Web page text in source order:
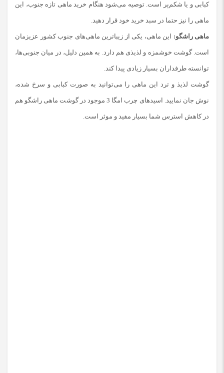
کبابی و یا شکم‌پر است. توصیه می‌شود هنگام خرید ماهی تازه جنوب، این
ماهی را نیز حتما در سبد خرید خود قرار دهید.
ماهی راشگو: این ماهی، یکی از زیباترین ماهی‌های جنوب کشور عزیزمان
است. گوشت خوشمزه و لذیذی هم دارد. به همین دلیل، در میان جنوبی‌ها،
توانسته طرفداران بسیار زیادی پیدا کند.
گوشت لذیذ و ترد این ماهی را می‌توانید به صورت کبابی و سرخ ‌شده،
نوش جان نمایید. اسیدهای چرب امگا 3 موجود در گوشت ماهی راشگو هم
در کاهش استرس شما بسیار مفید و موثر است.